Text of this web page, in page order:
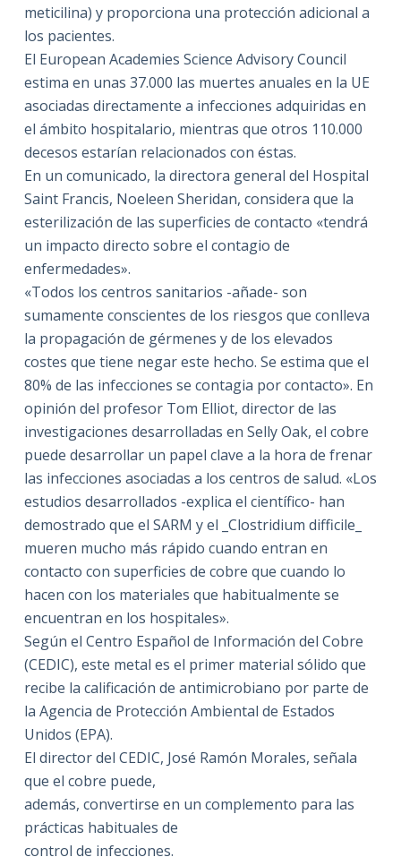
meticilina) y proporciona una protección adicional a
los pacientes.
El European Academies Science Advisory Council
estima en unas 37.000 las muertes anuales en la UE
asociadas directamente a infecciones adquiridas en
el ámbito hospitalario, mientras que otros 110.000
decesos estarían relacionados con éstas.
En un comunicado, la directora general del Hospital
Saint Francis, Noeleen Sheridan, considera que la
esterilización de las superficies de contacto «tendrá
un impacto directo sobre el contagio de
enfermedades».
«Todos los centros sanitarios -añade- son
sumamente conscientes de los riesgos que conlleva
la propagación de gérmenes y de los elevados
costes que tiene negar este hecho. Se estima que el
80% de las infecciones se contagia por contacto». En
opinión del profesor Tom Elliot, director de las
investigaciones desarrolladas en Selly Oak, el cobre
puede desarrollar un papel clave a la hora de frenar
las infecciones asociadas a los centros de salud. «Los
estudios desarrollados -explica el científico- han
demostrado que el SARM y el _Clostridium difficile_
mueren mucho más rápido cuando entran en
contacto con superficies de cobre que cuando lo
hacen con los materiales que habitualmente se
encuentran en los hospitales».
Según el Centro Español de Información del Cobre
(CEDIC), este metal es el primer material sólido que
recibe la calificación de antimicrobiano por parte de
la Agencia de Protección Ambiental de Estados
Unidos (EPA).
El director del CEDIC, José Ramón Morales, señala
que el cobre puede,
además, convertirse en un complemento para las
prácticas habituales de
control de infecciones.